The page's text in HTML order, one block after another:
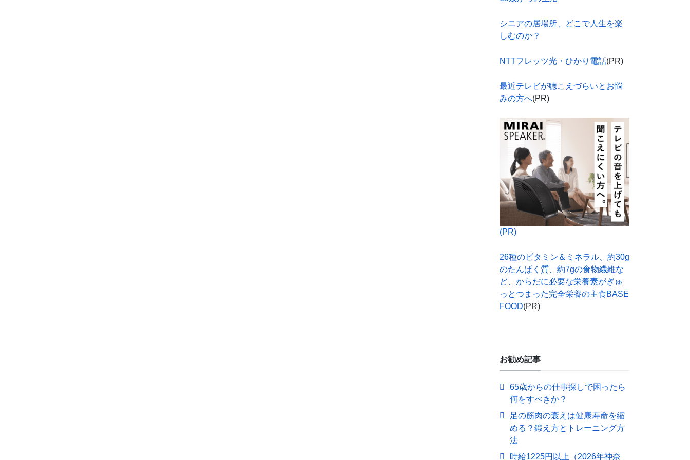
シニアの居場所、どこで人生を楽
しむのか？
NTTフレッツ光・ひかり電話(PR)
最近テレビが聴こえづらいとお悩
みの方へ(PR)
(PR)
26種のビタミン＆ミネラル、約30g
のたんぱく質、約7gの食物繊維な
ど、からだに必要な栄養素がぎゅ
っとつまった完全栄養の主食BASE
FOOD(PR)
お勧め記事
65歳からの仕事探しで困ったら
何をすべきか？
足の筋肉の衰えは健康寿命を縮
める？鍛え方とトレーニング方
法
時給1225円以上（2026年神奈